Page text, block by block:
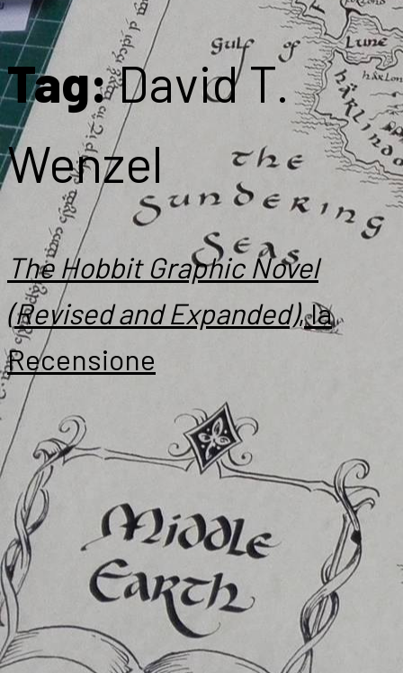
Tag:David T.
Wenzel
The Hobbit Graphic Novel
(Revised and Expanded), la
Recensione